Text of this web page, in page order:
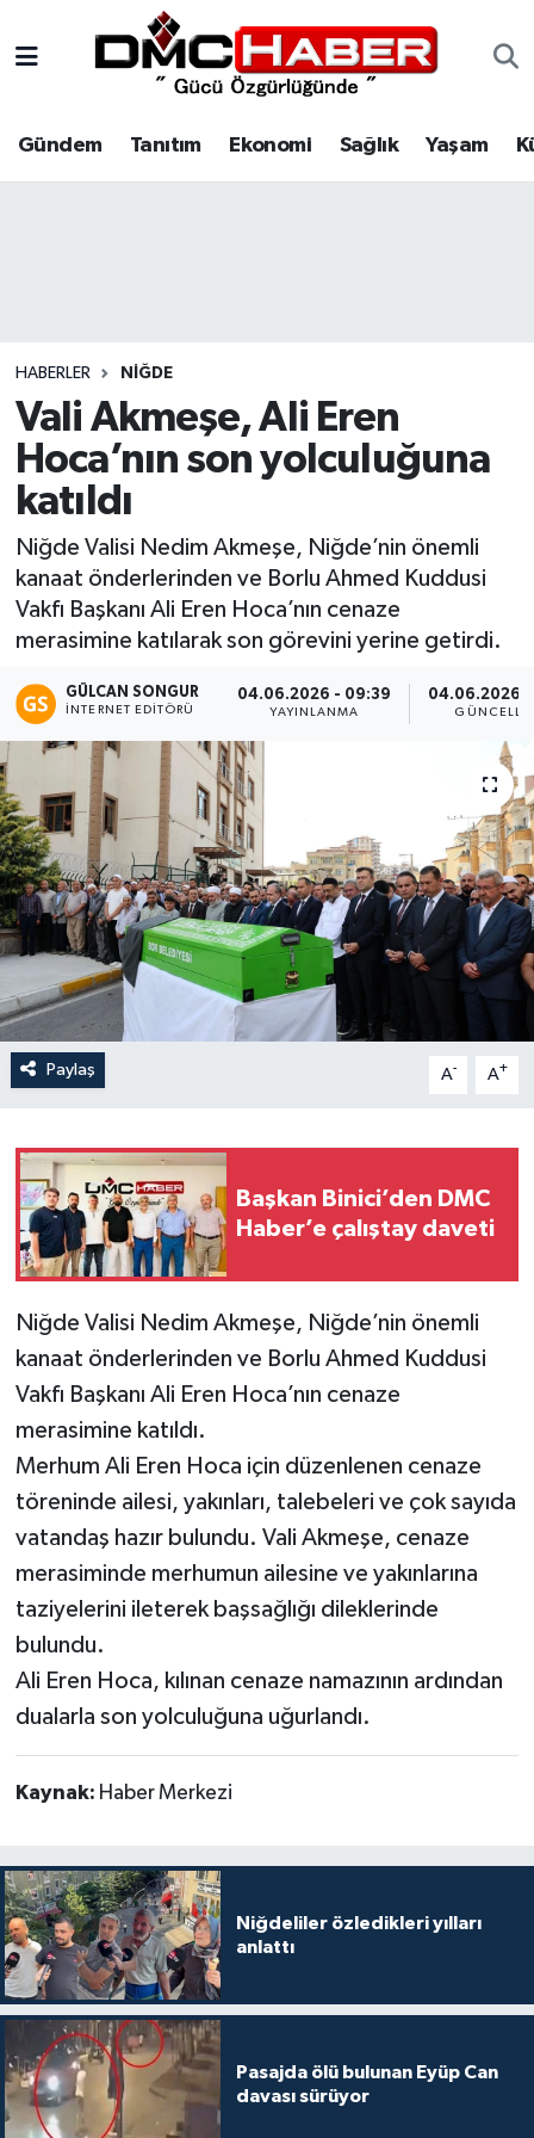
Gündem Tanıtım Ekonomi Sağlık Yaşam
HABERLER NIĞDE
Vali Akmeşe, Ali Eren
Hoca’nın son yolculuğuna
katıldı
Niğde Valisi Nedim Akmeşe, Niğde’nin önemli
kanaat önderlerinden ve Borlu Ahmed Kuddusi
Vakfı Başkanı Ali Eren Hoca’nın cenaze
merasimine katılarak son görevini yerine getirdi.
GÜLCAN SONGUR
İNTERNET EDITÖRÜ
04.06.2026 - 09:39
YAYINLANMA
04.06.2026 -
Paylaş A- A+
Başkan Binici’den DMC
Haber’e çalıştay daveti
Niğde Valisi Nedim Akmeşe, Niğde’nin önemli
kanaat önderlerinden ve Borlu Ahmed Kuddusi
Vakfı Başkanı Ali Eren Hoca’nın cenaze
merasimine katıldı.
Merhum Ali Eren Hoca için düzenlenen cenaze
töreninde ailesi, yakınları, talebeleri ve çok sayıda
vatandaş hazır bulundu. Vali Akmeşe, cenaze
merasiminde merhumun ailesine ve yakınlarına
taziyelerini ileterek başsağlığı dileklerinde
bulundu.
Ali Eren Hoca, kılınan cenaze namazının ardından
dualarla son yolculuğuna uğurlandı.
Kaynak: Haber Merkezi
Niğdeliler özledikleri yılları
anlattı
Pasajda ölü bulunan Eyüp Can
davası sürüyor
Tanıtım
Spor
Siyaset
Eğitim
Teknoloji
Asayiş
Resmi İlan
Nöbetçi Eczaneler
Hava Durumu
Haber Arşivi